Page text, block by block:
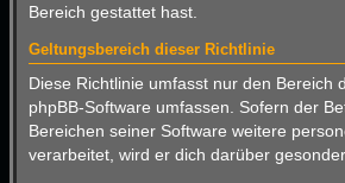
Bereich gestattet hast.
Geltungsbereich dieser Richtlinie
Diese Richtlinie umfasst nur den Bereich
phpBB-Software umfassen. Sofern der
Bereichen seiner Software weitere
verarbeitet, wird er dich darüber